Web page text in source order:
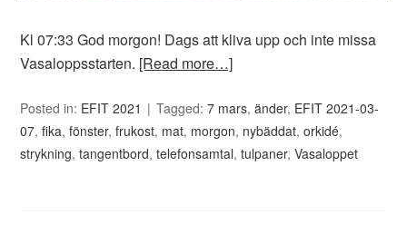
Kl 07:33 God morgon! Dags att kliva upp och inte missa
Vasaloppsstarten. [Read more…]
Posted in: EFIT 2021 Tagged:7 mars,änder, EFIT 2021-03-
07,fika,fönster,frukost, mat, morgon, nybäddat,orkidé,
strykning,tangentbord,telefonsamtal,tulpaner,Vasaloppet